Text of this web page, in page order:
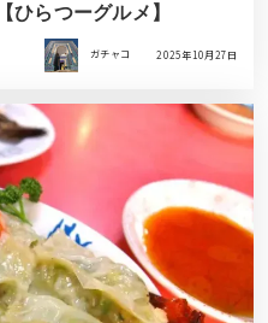
ひらつーグルメ】
ガチャコ 2025年10月27日